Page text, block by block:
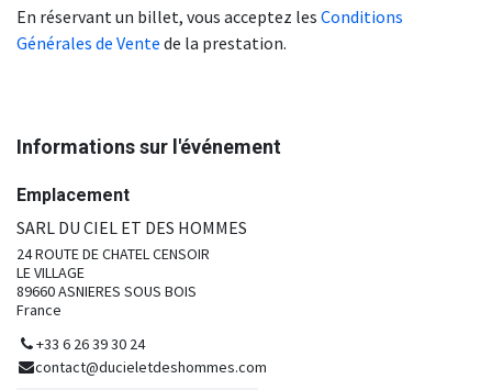
En réservant un billet, vous acceptez les Conditions
Générales de Vente de la prestation.
Informations sur l'événement
Emplacement
SARL DU CIEL ET DES HOMMES
24 ROUTE DE CHATEL CENSOIR
LE VILLAGE
89660 ASNIERES SOUS BOIS
France
+33 6 26 39 30 24
contact@ducieletdeshommes.com